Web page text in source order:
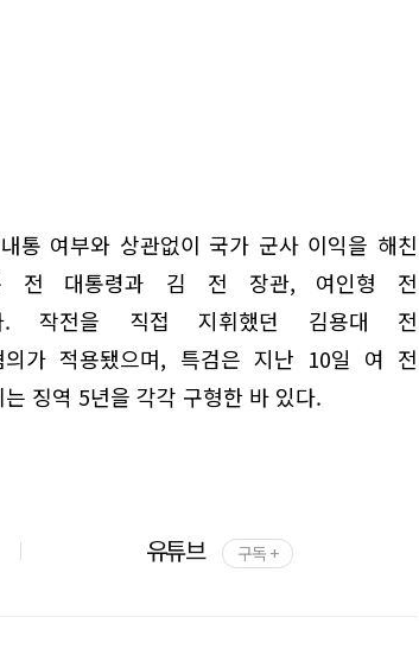
통 여부와 상관없이 국가 군사 이익을 해친
전 대통령과 김 전 장관, 여인형 전
다. 작전을 직접 지휘했던 김용대 전
의가 적용됐으며, 특검은 지난 10일 여 전
징역 5년을 각각 구형한 바 있다.
유튜브 구독 +